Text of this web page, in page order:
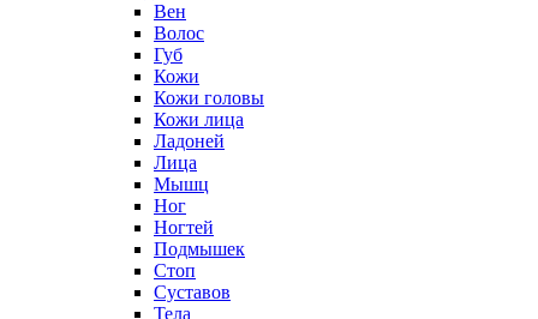
Вен
Волос
Губ
Кожи
Кожи головы
Кожи лица
Ладоней
Лица
Мышц
Ног
Ногтей
Подмышек
Стоп
Суставов
Тела